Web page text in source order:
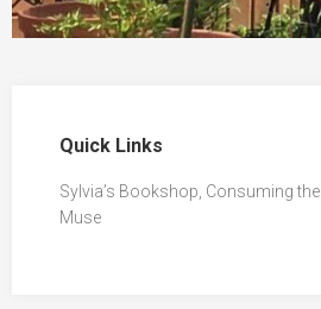
Quick Links
Sylvia’s Bookshop, Consuming the
Muse